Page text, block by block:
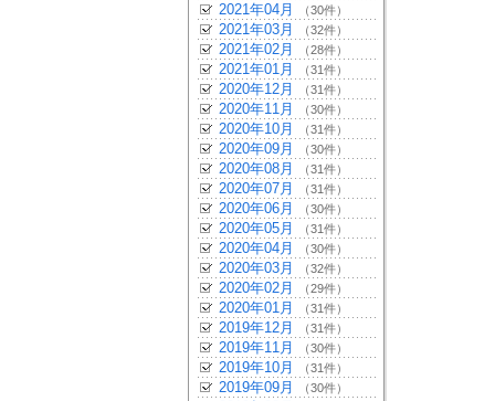
2021年04月 （30件）
2021年03月 （32件）
2021年02月 （28件）
2021年01月 （31件）
2020年12月 （31件）
2020年11月 （30件）
2020年10月 （31件）
2020年09月 （30件）
2020年08月 （31件）
2020年07月 （31件）
2020年06月 （30件）
2020年05月 （31件）
2020年04月 （30件）
2020年03月 （32件）
2020年02月 （29件）
2020年01月 （31件）
2019年12月 （31件）
2019年11月 （30件）
2019年10月 （31件）
2019年09月 （30件）